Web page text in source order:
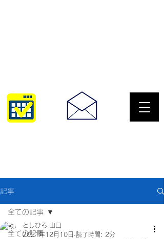
記事
全ての記事
全ての記事
としひろ 山口
2021年12月10日 読了時間: 2分